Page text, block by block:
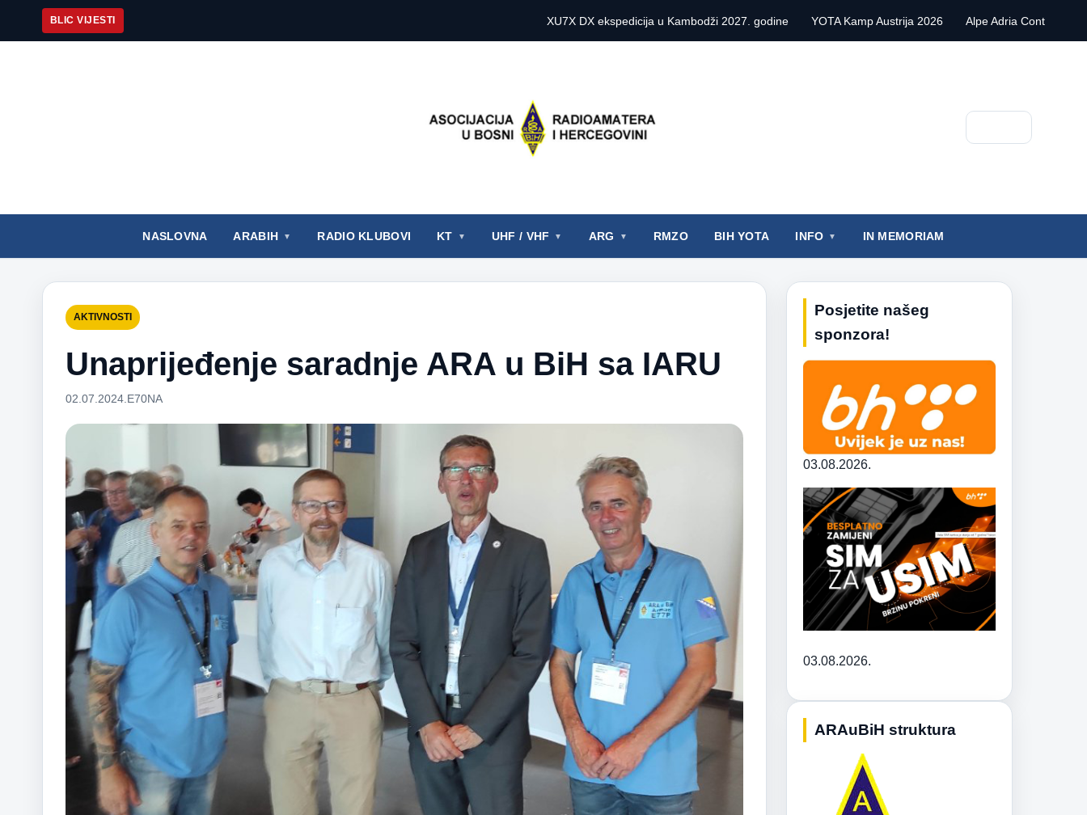
BLIC VIJESTI XU7X DX ekspedicija u Kambodži 2027. godine YOTA Kamp Austrija 2026 Alpe Adria Contest VHF 2026. POŽELIMO SREĆU
NASLOVNA ARABIH RADIO KLUBOVI KT UHF / VHF ARG RMZO BIH YOTA INFO IN MEMORIAM
AKTIVNOSTI
Unaprijeđenje saradnje ARA u BiH sa IARU
02.07.2024. E70NA
Posjetite našeg
sponzora!
03.08.2026.
03.08.2026.
ARAuBiH struktura